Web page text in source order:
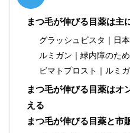
まつ毛が伸びる目薬は主
グラッシュビスタ｜日
ルミガン｜緑内障のた
ビマトプロスト｜ルミ
まつ毛が伸びる目薬はオ
える
まつ毛が伸びる目薬と市